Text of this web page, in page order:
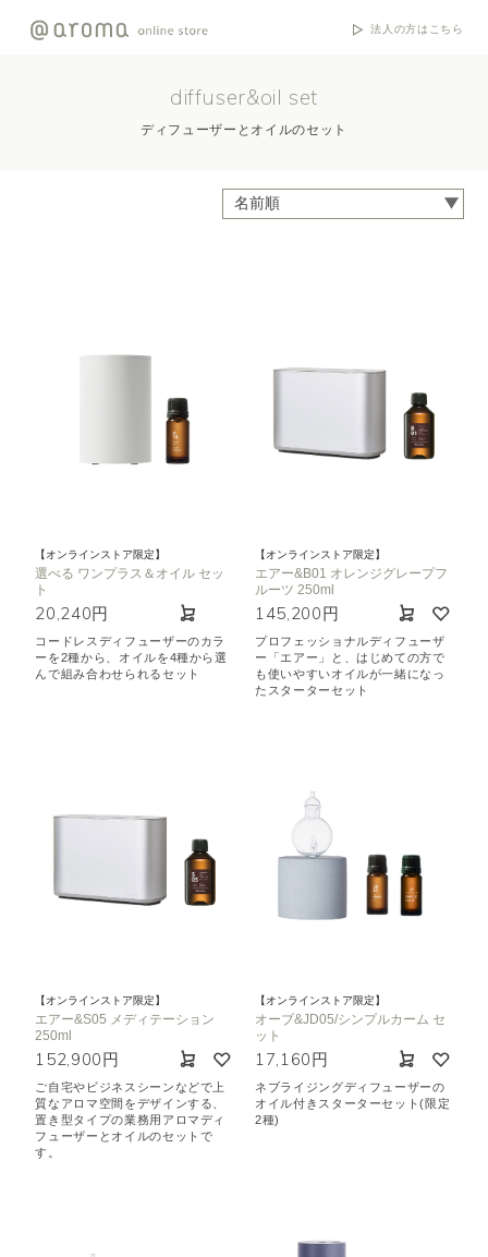
法人の方はこちら
diffuser&oil set
ディフューザーとオイルのセット
【オンラインストア限定】
選べる ワンプラス＆オイル セッ
ト
20,240円
コードレスディフューザーのカラ
ーを2種から、オイルを4種から選
んで組み合わせられるセット
【オンラインストア限定】
エアー&B01 オレンジグレープフ
ルーツ 250ml
145,200円
プロフェッショナルディフューザ
ー「エアー」と、はじめての方で
も使いやすいオイルが一緒になっ
たスターターセット
【オンラインストア限定】
エアー&S05 メディテーション
250ml
152,900円
ご自宅やビジネスシーンなどで上
質なアロマ空間をデザインする、
置き型タイプの業務用アロマディ
フューザーとオイルのセットで
す。
【オンラインストア限定】
オーブ&JD05/シンプルカーム セ
ット
17,160円
ネブライジングディフューザーの
オイル付きスターターセット(限定
2種)